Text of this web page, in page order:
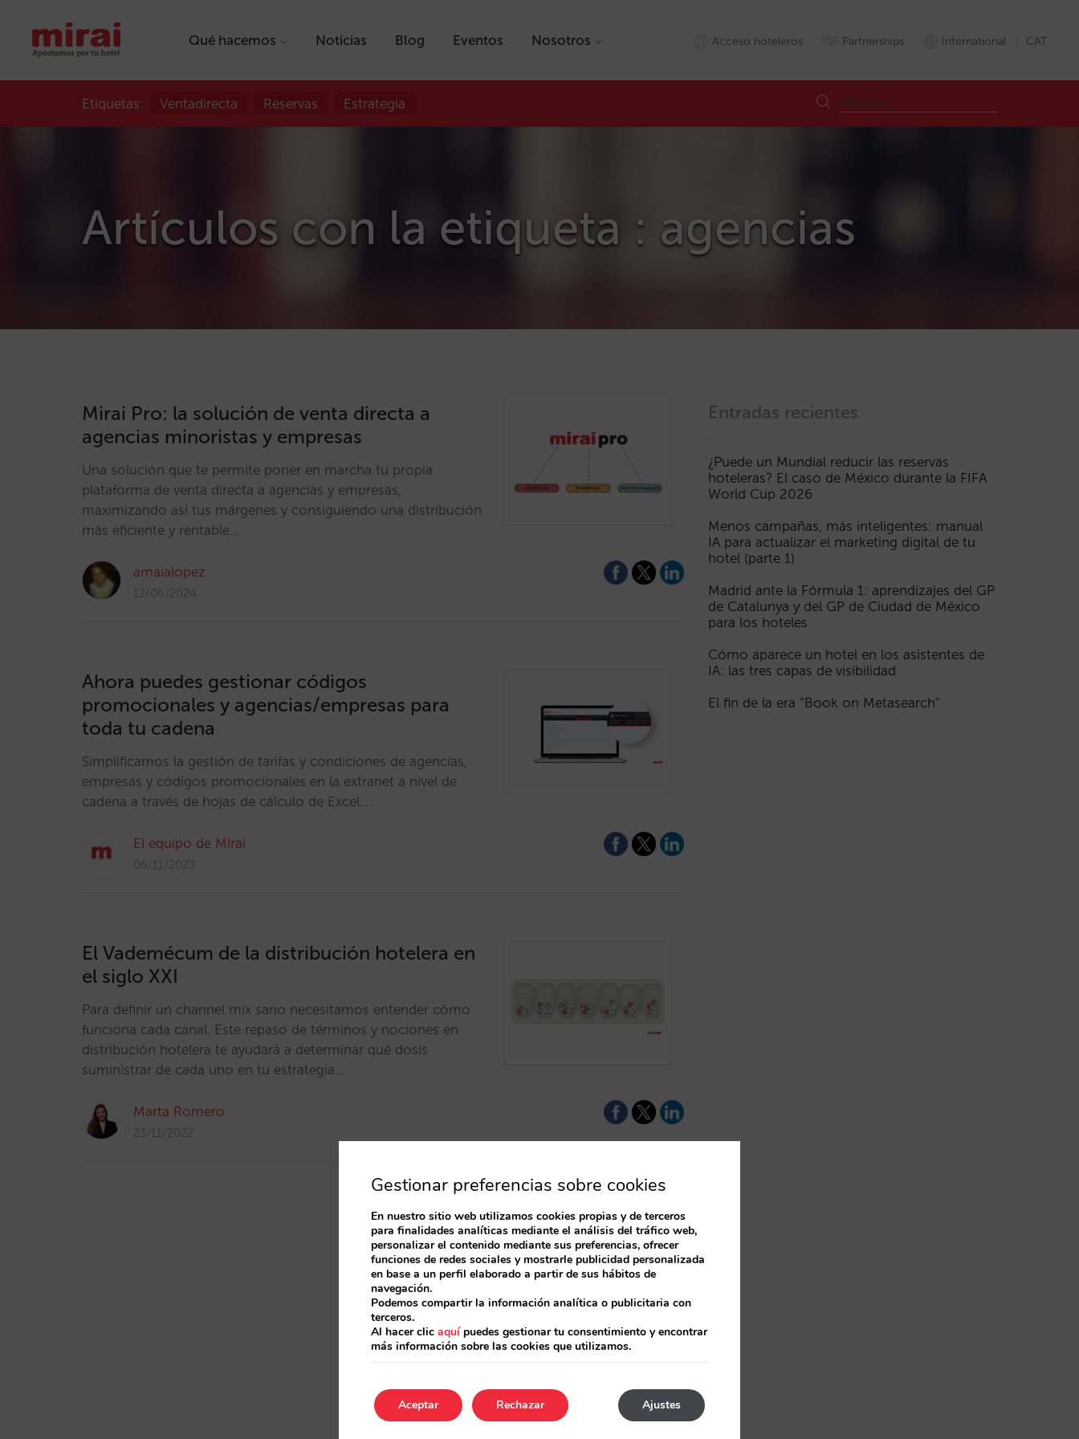
Qué hacemos Noticias Blog Eventos Nosotros Acceso hoteleros Partnerships International CAT
Etiquetas: Ventadirecta Reservas Estrategia
Artículos con la etiqueta : agencias
Mirai Pro: la solución de venta directa a
agencias minoristas y empresas
Una solución que te permite poner en marcha tu propia
plataforma de venta directa a agencias y empresas,
maximizando así tus márgenes y consiguiendo una distribución
más eficiente y rentable…
amaialopez
12/06/2024
Ahora puedes gestionar códigos
promocionales y agencias/empresas para
toda tu cadena
Simplificamos la gestión de tarifas y condiciones de agencias,
empresas y códigos promocionales en la extranet a nivel de
cadena a través de hojas de cálculo de Excel.…
El equipo de Mirai
06/11/2023
El Vademécum de la distribución hotelera en
el siglo XXI
Para definir un channel mix sano necesitamos entender cómo
funciona cada canal. Este repaso de términos y nociones en
distribución hotelera te ayudará a determinar qué dosis
suministrar de cada uno en tu estrategia…
Marta Romero
23/11/2022
Entradas recientes
¿Puede un Mundial reducir las reservas
hoteleras? El caso de México durante la FIFA
World Cup 2026
Menos campañas, más inteligentes: manual
IA para actualizar el marketing digital de tu
hotel (parte 1)
Madrid ante la Fórmula 1: aprendizajes del GP
de Catalunya y del GP de Ciudad de México
para los hoteles
Cómo aparece un hotel en los asistentes de
IA: las tres capas de visibilidad
El fin de la era “Book on Metasearch”
Gestionar preferencias sobre cookies
En nuestro sitio web utilizamos cookies propias y de terceros
para finalidades analíticas mediante el análisis del tráfico web,
personalizar el contenido mediante sus preferencias, ofrecer
funciones de redes sociales y mostrarle publicidad personalizada
en base a un perfil elaborado a partir de sus hábitos de
navegación.
Podemos compartir la información analítica o publicitaria con
terceros.
Al hacer clic aquípuedes gestionar tu consentimiento y encontrar
más información sobre las cookies que utilizamos.
Aceptar Ajustes
Rechazar